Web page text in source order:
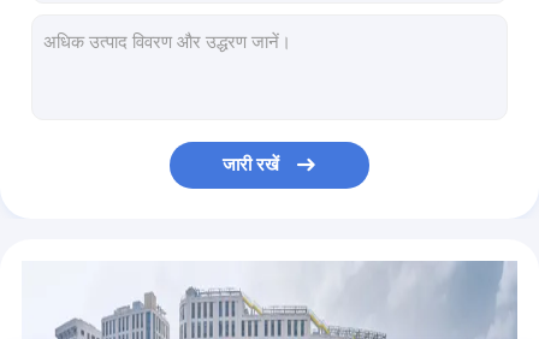
उच्च वोल्टेज आईआर हैंड वेव सेंसर स्विच AC120-240V 120W 240W दर्पण कैबिनेट प्रकाश के लिए
बाथरूम प्रकाश व्यवस्था के लिए सीसीटी डिमर के साथ सीई प्रमाणित आईआर सेंसर नियंत्रक
बाथरूम प्रकाश पीर मोशन सेंसर स्विच, सीसीटी समायोजन आईआर सेंसर नियंत्रक
लेटारॉन 120/240W उच्च वोल्टेज स्पर्श सेंसर स्विच
यूएल प्रमाण पत्र के साथ यूएस मिरर लाइट के लिए क्लास II सुरक्षा अल्ट्रा स्लिम 12V 24V एलईडी ड्राइवर
जारी रखें